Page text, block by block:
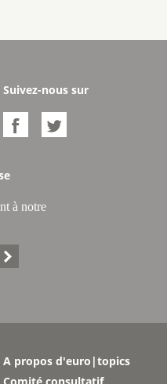
Suivez-nous sur
 
à notre

A propos d'euro|topics